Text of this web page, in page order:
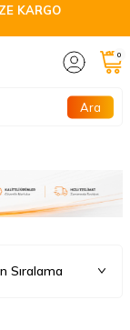
KARGO
Ara
0